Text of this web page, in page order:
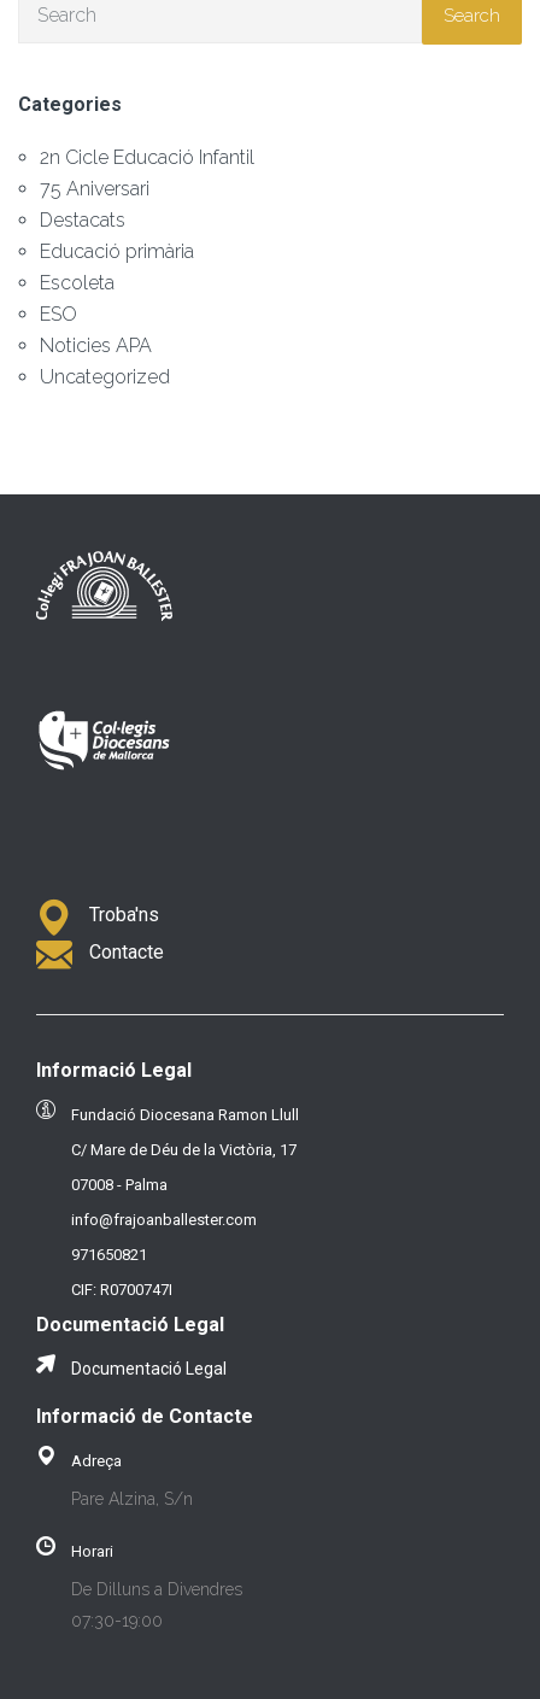
Search
Categories
2n Cicle Educació Infantil
75 Aniversari
Destacats
Educació primària
Escoleta
ESO
Noticies APA
Uncategorized
Troba'ns
Contacte
Informació Legal
Fundació Diocesana Ramon Llull
C/ Mare de Déu de la Victòria, 17
07008 - Palma
info@frajoanballester.com
971650821
CIF: R0700747I
Documentació Legal
Documentació Legal
Informació de Contacte
Adreça
Pare Alzina, S/n
Horari
De Dilluns a Divendres
07:30-19:00